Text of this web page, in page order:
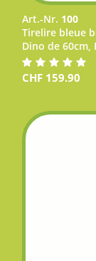
Art.-Nr. 100
Tirelire bleue
Dino de 60cm,
CHF 159.90